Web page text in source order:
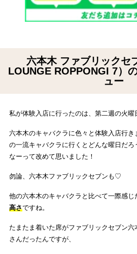
六本木 ファブリックセ
LOUNGE ROPPONGI 7）
ュー
私が体験入店に行ったのは、第二週の火曜
六本木のキャバクラに色々と体験入店行
の一流キャバクラに行くとどんな曜日だろ
なーって改めて思いました！
勿論、六本木ファブリックセブンも♡
他の六本木のキャバクラと比べて一際感じ
高さですね。
たまたま着いた席がファブリックセブン
さんだったんですが、